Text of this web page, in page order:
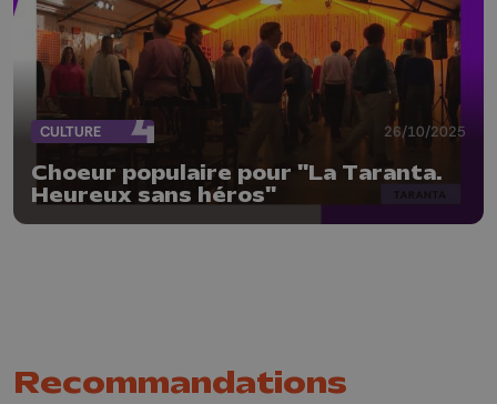
CULTURE 26/10/2025
Choeur populaire pour "La Taranta.
Heureux sans héros"
Recommandations